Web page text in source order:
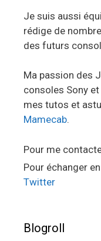
Je suis aussi
rédige de
des futurs
Ma passion des
consoles Sony
mes tutos et
Mamecab.
Pour me
Pour échanger
Twitter
Blogroll